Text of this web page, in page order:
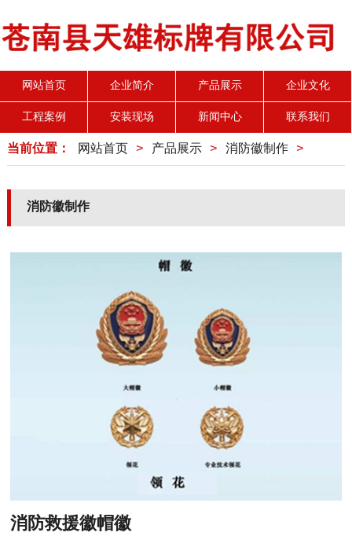
网站首页 企业简介 产品展示 企业文化
工程案例 安装现场 新闻中心 联系我们
当前位置： 网站首页 > 产品展示> 消防徽制作>
消防徽制作
消防救援徽帽徽